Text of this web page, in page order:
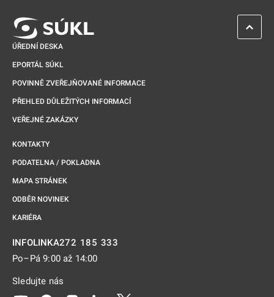
ÚŘEDNÍ DESKA
EPORTÁL SÚKL
POVINNĚ ZVEŘEJŇOVANÉ INFORMACE
PŘEHLED DŮLEŽITÝCH INFORMACÍ
VEŘEJNÉ ZAKÁZKY
KONTAKTY
PODATELNA / POKLADNA
MAPA STRÁNEK
ODBĚR NOVINEK
KARIÉRA
INFOLINKA272 185 333
Po–Pá 9:00 až 14:00
Sledujte nás
ZPĚT